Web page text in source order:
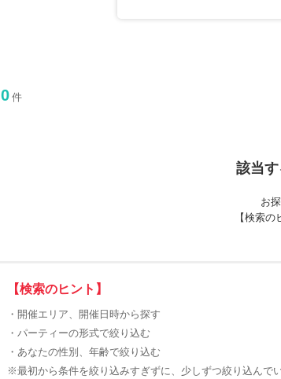
0 件
該当
お
【検索
【検索のヒント】
・開催エリア、開催日時から探す
・パーティーの形式で絞り込む
・あなたの性別、年齢で絞り込む
※最初から条件を絞り込みすぎずに、少しずつ絞り込んで